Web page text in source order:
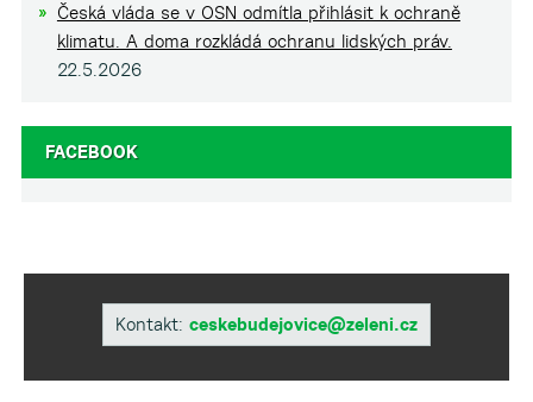
Česká vláda se v OSN odmítla přihlásit k ochraně
klimatu. A doma rozkládá ochranu lidských práv.
22.5.2026
FACEBOOK
Kontakt: ceskebudejovice@zeleni.cz